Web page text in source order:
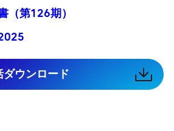
（第126期）
ダウンロード